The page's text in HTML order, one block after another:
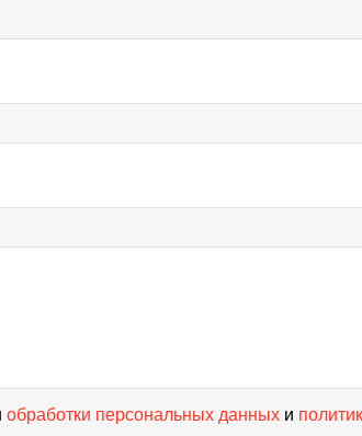
обработки персональных данных и